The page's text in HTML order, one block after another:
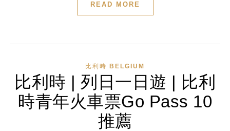
READ MORE
比利時 BELGIUM
比利時 | 列日一日遊 | 比利
時青年火車票Go Pass 10
推薦